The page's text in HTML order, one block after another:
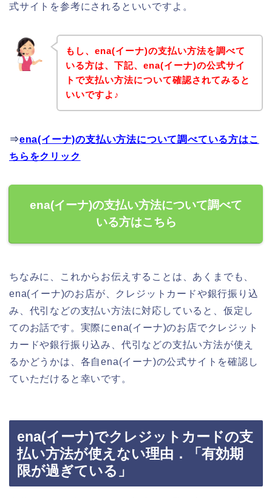
式サイトを参考にされるといいですよ。
もし、ena(イーナ)の支払い方法を調べて
いる方は、下記、ena(イーナ)の公式サイ
トで支払い方法について確認されてみると
いいですよ♪
⇒ena(イーナ)の支払い方法について調べている方はこ
ちらをクリック
ena(イーナ)の支払い方法について調べて
いる方はこちら
ちなみに、これからお伝えすることは、あくまでも、
ena(イーナ)のお店が、クレジットカードや銀行振り込
み、代引などの支払い方法に対応していると、仮定し
てのお話です。実際にena(イーナ)のお店でクレジット
カードや銀行振り込み、代引などの支払い方法が使え
るかどうかは、各自ena(イーナ)の公式サイトを確認し
ていただけると幸いです。
ena(イーナ)でクレジットカードの支
払い方法が使えない理由．「有効期
限が過ぎている」